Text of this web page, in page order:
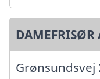
DAMEFRISØR
Grønsundsvej